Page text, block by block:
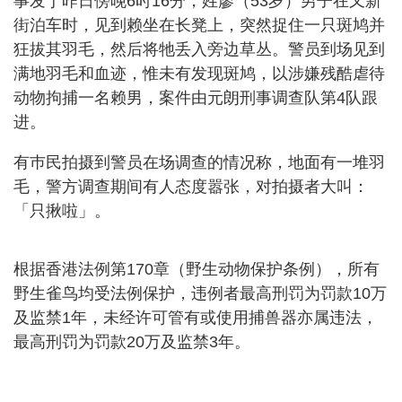
街泊车时，见到赖坐在长凳上，突然捉住一只斑鸠并
狂拔其羽毛，然后将牠丢入旁边草丛。警员到场见到
满地羽毛和血迹，惟未有发现斑鸠，以涉嫌残酷虐待
动物拘捕一名赖男，案件由元朗刑事调查队第4队跟
进。
有巿民拍摄到警员在场调查的情况称，地面有一堆羽
毛，警方调查期间有人态度嚣张，对拍摄者大叫：
「只揪啦」。
根据香港法例第170章（野生动物保护条例），所有
野生雀鸟均受法例保护，违例者最高刑罚为罚款10万
及监禁1年，未经许可管有或使用捕兽器亦属违法，
最高刑罚为罚款20万及监禁3年。